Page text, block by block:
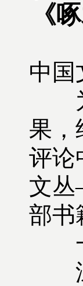
《
中国
为
果，
评论
文
部书
一
深